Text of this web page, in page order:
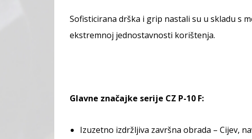
Sofisticirana drška i grip nastali su u skladu s
ekstremnoj jednostavnosti korištenja.
Glavne značajke serije CZ P-10 F:
Izuzetno izdržljiva završna obrada – Cijev,